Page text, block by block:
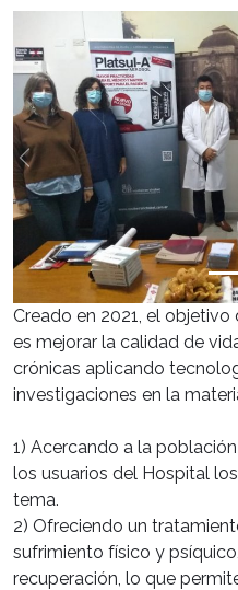
Previous
Creado en 2021, el
es mejorar la calidad de
crónicas aplicando
investigaciones en la
1) Acercando a la
los usuarios del Hospital
tema.
2) Ofreciendo un
sufrimiento físico y
recuperación, lo que